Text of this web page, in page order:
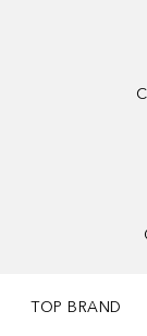
TOP BRAND